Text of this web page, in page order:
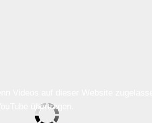
YouTube übertragen.